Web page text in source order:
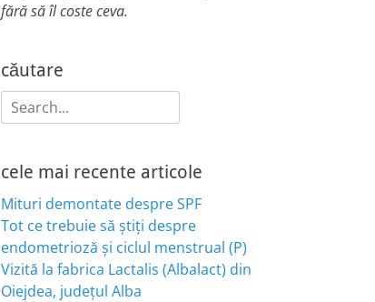
fără să îl coste ceva.
căutare
Search
for:
cele mai recente articole
Mituri demontate despre SPF
Tot ce trebuie să știți despre
endometrioză și ciclul menstrual (P)
Vizită la fabrica Lactalis (Albalact) din
Oiejdea, județul Alba